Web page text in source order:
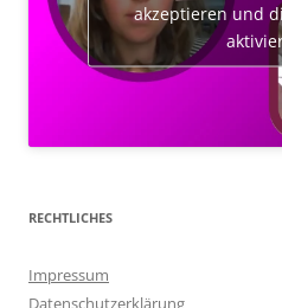
akzeptieren und
RECHTLICHES
Impressum
Datenschutzerklärung